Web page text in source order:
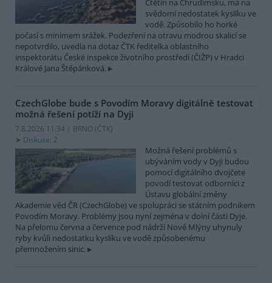
Ctětín na Chrudimsku, má na
svědomí nedostatek kyslíku ve
vodě. Způsobilo ho horké
počasí s minimem srážek. Podezření na otravu modrou skalicí se
nepotvrdilo, uvedla na dotaz ČTK ředitelka oblastního
inspektorátu České inspekce životního prostředí (ČIŽP) v Hradci
Králové Jana Štěpánková.
CzechGlobe bude s Povodím Moravy digitálně testovat
možná řešení potíží na Dyji
7.8.2026 11:34 | BRNO (ČTK)
Diskuse: 2
Možná řešení problémů s
ubýváním vody v Dyji budou
pomocí digitálního dvojčete
povodí testovat odborníci z
Ústavu globální změny
Akademie věd ČR (CzechGlobe) ve spolupráci se státním podnikem
Povodím Moravy. Problémy jsou nyní zejména v dolní části Dyje.
Na přelomu června a července pod nádrží Nové Mlýny uhynuly
ryby kvůli nedostatku kyslíku ve vodě způsobenému
přemnožením sinic.